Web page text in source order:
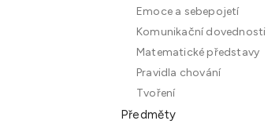
Emoce a sebepojetí
Komunikační dovednosti
Matematické představy
Pravidla chování
Tvoření
Předměty